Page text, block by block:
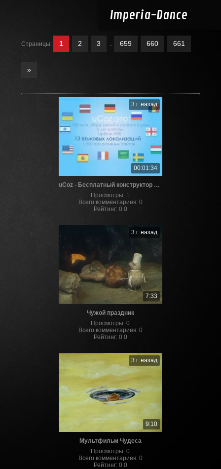
Imperia-Dance
Страницы: 1 2 3 .. 659 660 661
»
3 г. назад
00:01:34
uCoz - Бесплатный конструктор сайтов
Просмотры: 1
Всего комментариев: 0
Рейтинг: 0.0
3 г. назад
7:33
Чужой праздник
Просмотры:0
Всего комментариев: 0
Рейтинг: 0.0
3 г. назад
9:10
Мультфильм Чудеса
Просмотры:0
Всего комментариев: 0
Рейтинг: 0.0